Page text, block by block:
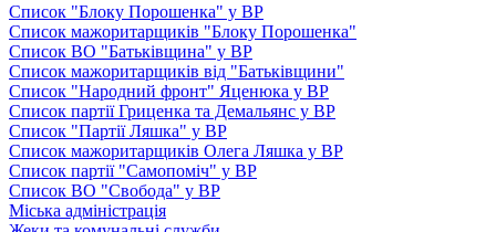
Список "Блоку Порошенка" у ВР
Список мажоритарщиків "Блоку Порошенка"
Список ВО "Батьківщина" у ВР
Список мажоритарщиків від "Батьківщини"
Список "Народний фронт" Яценюка у ВР
Список партії Гриценка та Демальянс у ВР
Список "Партії Ляшка" у ВР
Список мажоритарщиків Олега Ляшка у ВР
Список партії "Самопоміч" у ВР
Список ВО "Свобода" у ВР
Міська адміністрація